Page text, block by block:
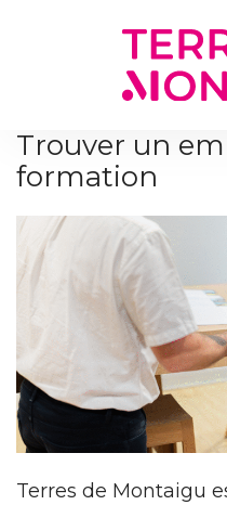
Trouver un
formation
Terres de Montaigu